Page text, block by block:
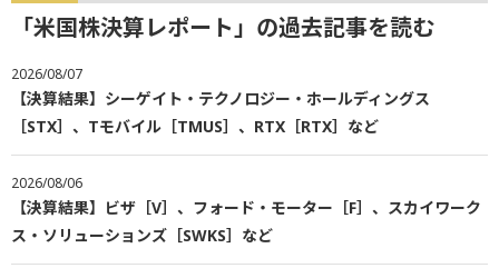
「米国株決算レポート」の過去記事を読む
2026/08/07
【決算結果】シーゲイト・テクノロジー・ホールディングス
［STX］、Tモバイル［TMUS］、RTX［RTX］など
2026/08/06
【決算結果】ビザ［V］、フォード・モーター［F］、スカイワーク
ス・ソリューションズ［SWKS］など